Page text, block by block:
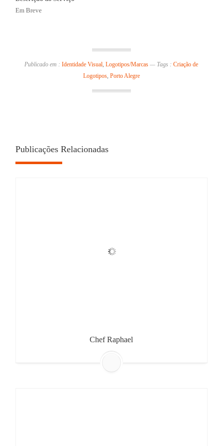
Em Breve
Publicado em : Identidade Visual,Logotipos/Marcas — Tags : Criação de
Logotipos, Porto Alegre
Publicações Relacionadas
Chef Raphael